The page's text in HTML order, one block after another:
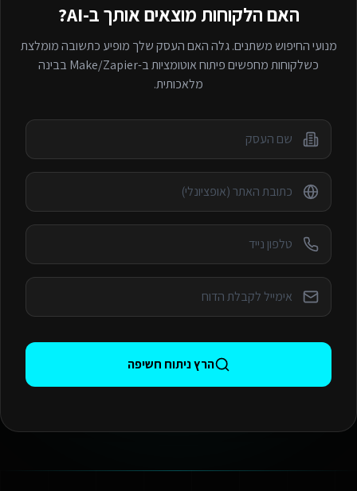
האם הלקוחות מוצאים אותך ב-AI?
מנועי החיפוש משתנים. גלה האם העסק שלך מופיע כתשובה מומלצת
כשלקוחות מחפשיםפיתוח אוטומציות ב-Make/Zapier
בבינה
מלאכותית.
הרץ ניתוח חשיפה